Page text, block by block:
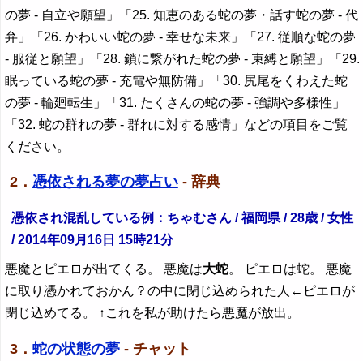
の夢 - 自立や願望」「25. 知恵のある蛇の夢・話す蛇の夢 - 代
弁」「26. かわいい蛇の夢 - 幸せな未来」「27. 従順な蛇の夢
- 服従と願望」「28. 鎖に繋がれた蛇の夢 - 束縛と願望」「29.
眠っている蛇の夢 - 充電や無防備」「30. 尻尾をくわえた蛇
の夢 - 輪廻転生」「31. たくさんの蛇の夢 - 強調や多様性」
「32. 蛇の群れの夢 - 群れに対する感情」などの項目をご覧
ください。
2． 憑依される夢の夢占い- 辞典
憑依され混乱している例：ちゃむさん / 福岡県 / 28歳 / 女性
/ 2014年09月16日 15時21分
悪魔とピエロが出てくる。 悪魔は大蛇。 ピエロは蛇。 悪魔
に取り憑かれておかん？の中に閉じ込められた人←ピエロが
閉じ込めてる。 ↑これを私が助けたら悪魔が放出。
3． 蛇の状態の夢- チャット